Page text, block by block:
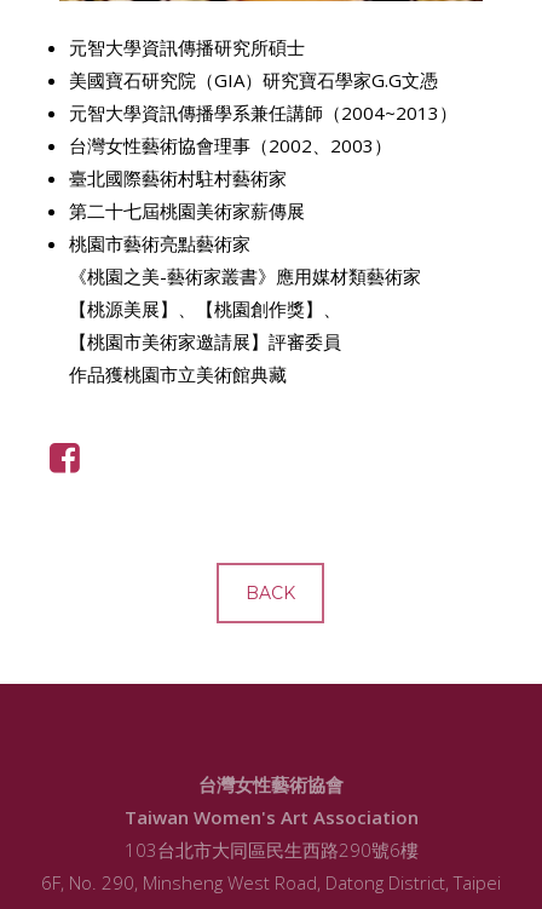
元智大學資訊傳播研究所碩士
美國寶石研究院（GIA）研究寶石學家G.G文憑
元智大學資訊傳播學系兼任講師（2004~2013）
台灣女性藝術協會理事（2002、2003）
臺北國際藝術村駐村藝術家
第二十七屆桃園美術家薪傳展
桃園市藝術亮點藝術家
《桃園之美-藝術家叢書》應用媒材類藝術家
【桃源美展】、【桃園創作獎】、
【桃園市美術家邀請展】評審委員
作品獲桃園市立美術館典藏
BACK
台灣女性藝術協會
Taiwan Women's Art Association
103台北市大同區民生西路290號6樓
6F, No. 290, Minsheng West Road, Datong District, Taipei